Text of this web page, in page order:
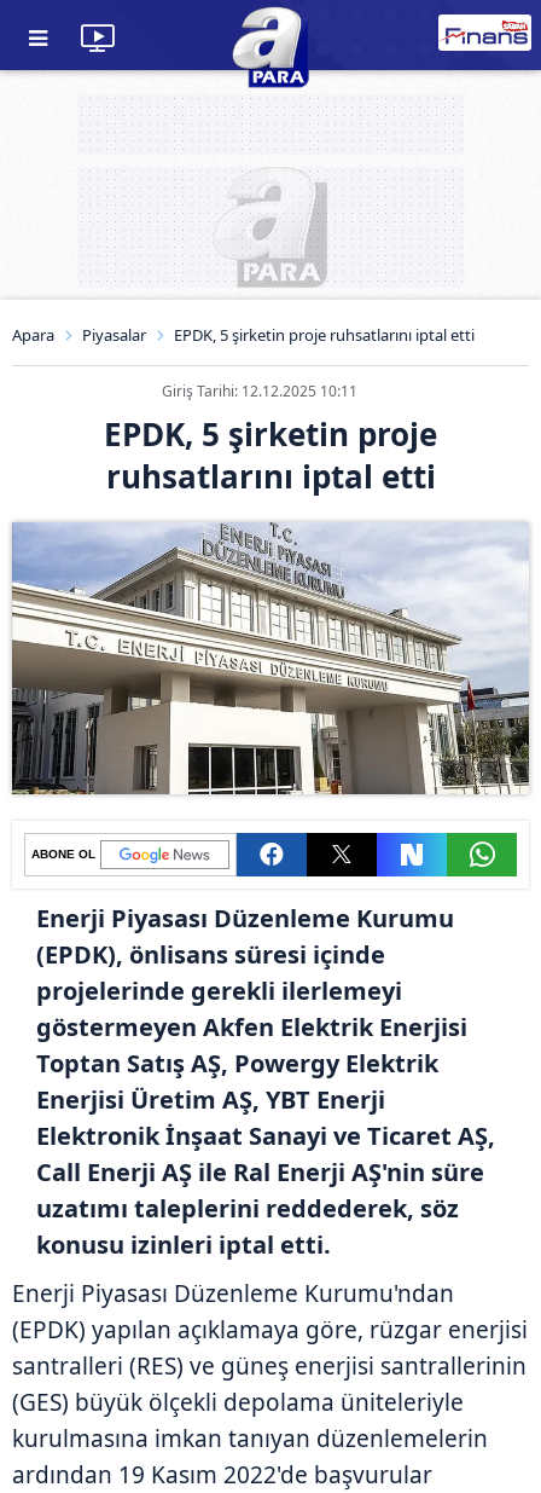
Apara Piyasalar EPDK, 5 şirketin proje ruhsatlarını iptal etti
Giriş Tarihi: 12.12.2025 10:11
EPDK, 5 şirketin proje
ruhsatlarını iptal etti
ABONE OL
Enerji Piyasası Düzenleme Kurumu
(EPDK), önlisans süresi içinde
projelerinde gerekli ilerlemeyi
göstermeyen Akfen Elektrik Enerjisi
Toptan Satış AŞ, Powergy Elektrik
Enerjisi Üretim AŞ, YBT Enerji
Elektronik İnşaat Sanayi ve Ticaret AŞ,
Call Enerji AŞ ile Ral Enerji AŞ'nin süre
uzatımı taleplerini reddederek, söz
konusu izinleri iptal etti.
Enerji Piyasası Düzenleme Kurumu'ndan
(EPDK) yapılan açıklamaya göre, rüzgar enerjisi
santralleri (RES) ve güneş enerjisi santrallerinin
(GES) büyük ölçekli depolama üniteleriyle
kurulmasına imkan tanıyan düzenlemelerin
ardından 19 Kasım 2022'de başvurular